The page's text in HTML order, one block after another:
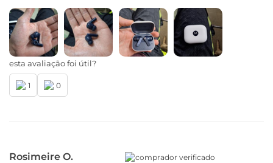
esta avaliação foi útil?
1 0
Rosimeire O. comprador verificado